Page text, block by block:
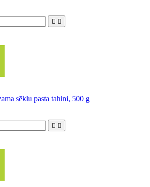
 
sēklu pasta tahini, 500 g
 